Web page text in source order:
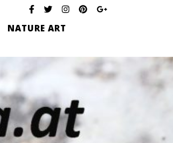
NATURE ART